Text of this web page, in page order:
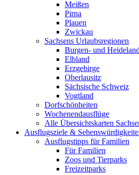
Meißen
Pirna
Plauen
Zwickau
Sachsens Urlaubsregionen
Burgen- und Heideland
Elbland
Erzgebirge
Oberlausitz
Sächsische Schweiz
Vogtland
Dorfschönheiten
Wochenendausflüge
Alle Übersichtskarten
Ausflugsziele &
Ausflugstipps für Familien
Für Familien
Zoos und Tierparks
Freizeitparks